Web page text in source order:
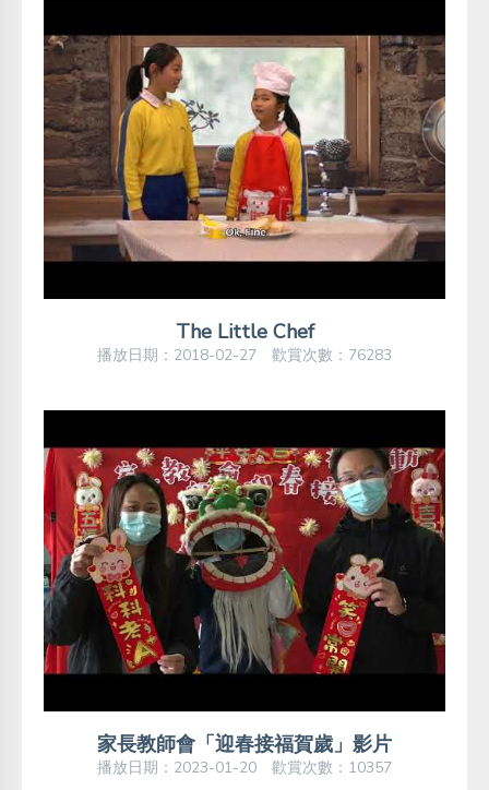
The Little Chef
播放日期：2018-02-27 歡賞次數：76283
家長教師會「迎春接福賀歲」影片
播放日期：2023-01-20 歡賞次數：10357